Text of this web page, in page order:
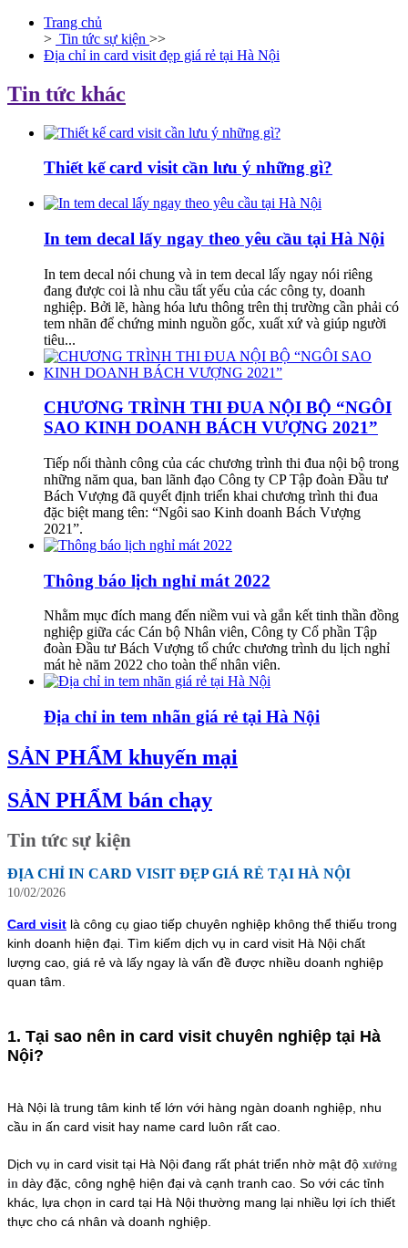
Trang chủ
> Tin tức sự kiện >>
Địa chỉ in card visit đẹp giá rẻ tại Hà Nội
Tin tức khác
Thiết kế card visit cần lưu ý những gì?
In tem decal lấy ngay theo yêu cầu tại Hà Nội
In tem decal nói chung và in tem decal lấy ngay nói riêng
đang được coi là nhu cầu tất yếu của các công ty, doanh
nghiệp. Bởi lẽ, hàng hóa lưu thông trên thị trường cần phải có
tem nhãn để chứng minh nguồn gốc, xuất xứ và giúp người
tiêu...
CHƯƠNG TRÌNH THI ĐUA NỘI BỘ “NGÔI
SAO KINH DOANH BÁCH VƯỢNG 2021”
Tiếp nối thành công của các chương trình thi đua nội bộ trong
những năm qua, ban lãnh đạo Công ty CP Tập đoàn Đầu tư
Bách Vượng đã quyết định triển khai chương trình thi đua
đặc biệt mang tên: “Ngôi sao Kinh doanh Bách Vượng
2021”.
Thông báo lịch nghỉ mát 2022
Nhằm mục đích mang đến niềm vui và gắn kết tinh thần đồng
nghiệp giữa các Cán bộ Nhân viên, Công ty Cổ phần Tập
đoàn Đầu tư Bách Vượng tổ chức chương trình du lịch nghỉ
mát hè năm 2022 cho toàn thể nhân viên.
Địa chỉ in tem nhãn giá rẻ tại Hà Nội
SẢN PHẨM khuyến mại
SẢN PHẨM bán chạy
Tin tức sự kiện
ĐỊA CHỈ IN CARD VISIT ĐẸP GIÁ RẺ TẠI HÀ NỘI
10/02/2026
Card visit là công cụ giao tiếp chuyên nghiệp không thể thiếu trong
kinh doanh hiện đại. Tìm kiếm dịch vụ in card visit Hà Nội chất
lượng cao, giá rẻ và lấy ngay là vấn đề được nhiều doanh nghiệp
quan tâm.
1. Tại sao nên in card visit chuyên nghiệp tại Hà
Nội?
Hà Nội là trung tâm kinh tế lớn với hàng ngàn doanh nghiệp, nhu
cầu in ấn card visit hay name card luôn rất cao.
Dịch vụ in card visit tại Hà Nội đang rất phát triển nhờ mật độ xưởng
in dày đặc, công nghệ hiện đại và cạnh tranh cao. So với các tỉnh
khác, lựa chọn in card tại Hà Nội thường mang lại nhiều lợi ích thiết
thực cho cá nhân và doanh nghiệp.